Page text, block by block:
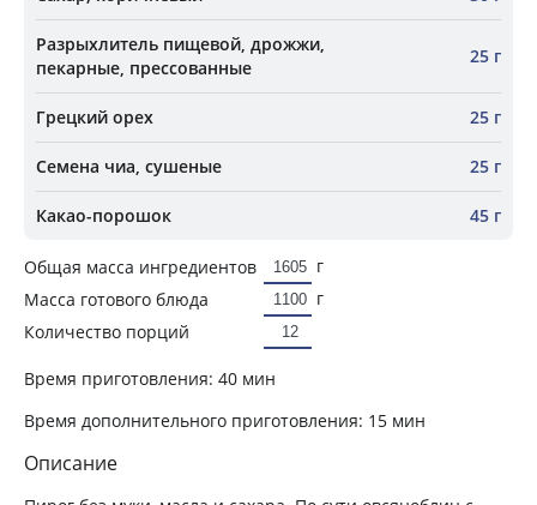
Разрыхлитель пищевой, дрожжи,
пекарные, прессованные
25 г
Грецкий орех 25 г
Семена чиа, сушеные 25 г
Какао-порошок 45 г
Общая масса ингредиентов
г
Масса готового блюда
г
Количество порций
Время приготовления: 40 мин
Время дополнительного приготовления: 15 мин
Описание